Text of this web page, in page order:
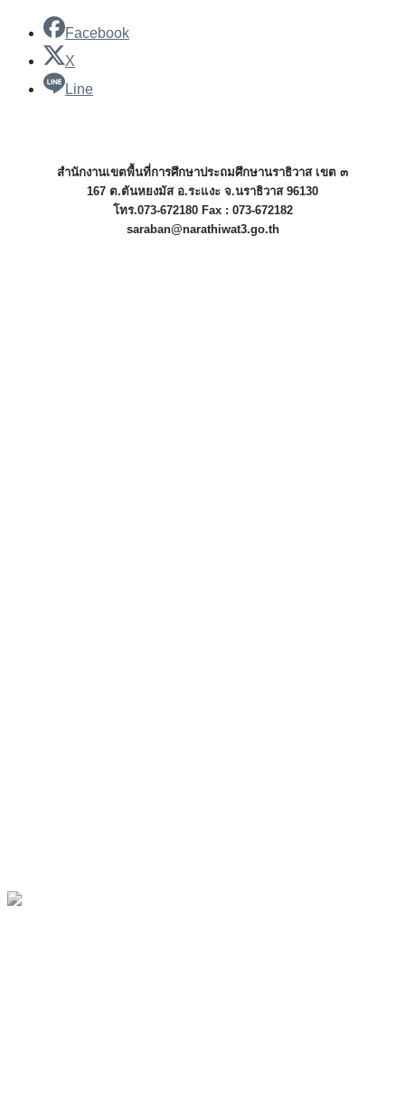
Facebook
X
Line
สำนักงานเขตพื้นที่การศึกษาประถมศึกษานราธิวาส เขต ๓
167 ต.ตันหยงมัส อ.ระแงะ จ.นราธิวาส 96130
โทร.073-672180 Fax : 073-672182
saraban@narathiwat3.go.th